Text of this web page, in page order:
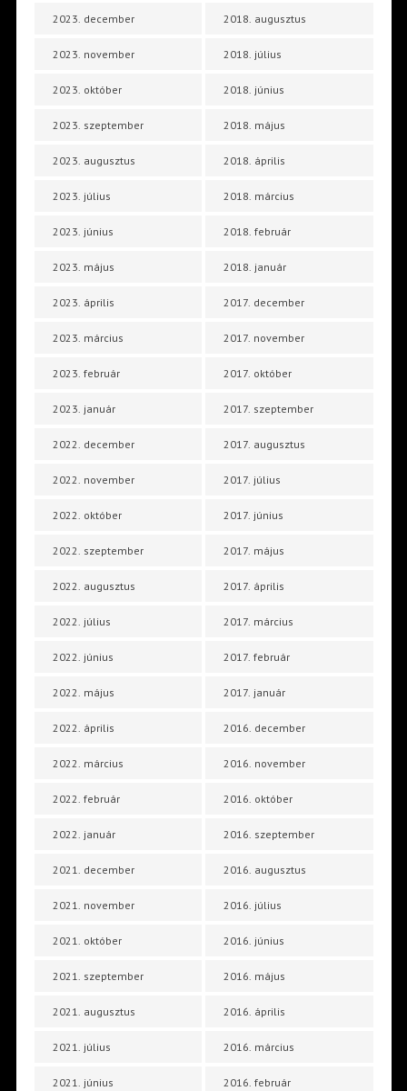
2023. december
2023. november
2023. október
2023. szeptember
2023. augusztus
2023. július
2023. június
2023. május
2023. április
2023. március
2023. február
2023. január
2022. december
2022. november
2022. október
2022. szeptember
2022. augusztus
2022. július
2022. június
2022. május
2022. április
2022. március
2022. február
2022. január
2021. december
2021. november
2021. október
2021. szeptember
2021. augusztus
2021. július
2021. június
2018. augusztus
2018. július
2018. június
2018. május
2018. április
2018. március
2018. február
2018. január
2017. december
2017. november
2017. október
2017. szeptember
2017. augusztus
2017. július
2017. június
2017. május
2017. április
2017. március
2017. február
2017. január
2016. december
2016. november
2016. október
2016. szeptember
2016. augusztus
2016. július
2016. június
2016. május
2016. április
2016. március
2016. február